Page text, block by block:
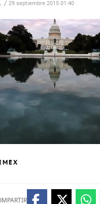
/ 29 septiembre 2015 01:40